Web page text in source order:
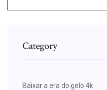
Category
Baixar a era do gelo 4k